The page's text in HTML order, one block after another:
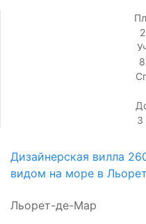
3
Дизайнерская вилла
видом на море в
Льорет-де-Мар